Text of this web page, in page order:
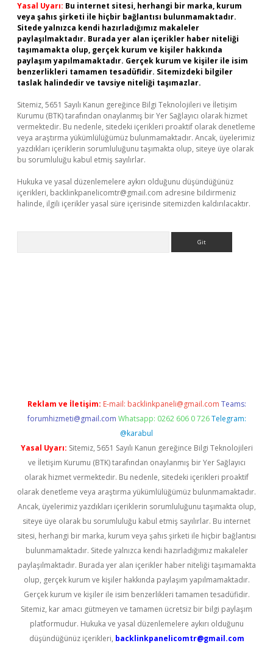
Yasal Uyarı: Bu internet sitesi, herhangi bir marka, kurum
veya şahıs şirketi ile hiçbir bağlantısı bulunmamaktadır.
Sitede yalnızca kendi hazırladığımız makaleler
paylaşılmaktadır. Burada yer alan içerikler haber niteliği
taşımamakta olup, gerçek kurum ve kişiler hakkında
paylaşım yapılmamaktadır. Gerçek kurum ve kişiler ile isim
benzerlikleri tamamen tesadüfidir. Sitemizdeki bilgiler
taslak halindedir ve tavsiye niteliği taşımazlar.
Sitemiz, 5651 Sayılı Kanun gereğince Bilgi Teknolojileri ve İletişim
Kurumu (BTK) tarafından onaylanmış bir Yer Sağlayıcı olarak hizmet
vermektedir. Bu nedenle, sitedeki içerikleri proaktif olarak denetleme
veya araştırma yükümlülüğümüz bulunmamaktadır. Ancak, üyelerimiz
yazdıkları içeriklerin sorumluluğunu taşımakta olup, siteye üye olarak
bu sorumluluğu kabul etmiş sayılırlar.
Hukuka ve yasal düzenlemelere aykırı olduğunu düşündüğünüz
içerikleri, backlinkpanelicomtr@gmail.com adresine bildirmeniz
halinde, ilgili içerikler yasal süre içerisinde sitemizden kaldırılacaktır.
Reklam ve İletişim: E-mail: backlinkpaneli@gmail.com Teams:
forumhizmeti@gmail.com Whatsapp: 0262 606 0 726 Telegram:
@karabul
Yasal Uyarı: Sitemiz, 5651 Sayılı Kanun gereğince Bilgi Teknolojileri
ve İletişim Kurumu (BTK) tarafından onaylanmış bir Yer Sağlayıcı
olarak hizmet vermektedir. Bu nedenle, sitedeki içerikleri proaktif
olarak denetleme veya araştırma yükümlülüğümüz bulunmamaktadır.
Ancak, üyelerimiz yazdıkları içeriklerin sorumluluğunu taşımakta olup,
siteye üye olarak bu sorumluluğu kabul etmiş sayılırlar. Bu internet
sitesi, herhangi bir marka, kurum veya şahıs şirketi ile hiçbir bağlantısı
bulunmamaktadır. Sitede yalnızca kendi hazırladığımız makaleler
paylaşılmaktadır. Burada yer alan içerikler haber niteliği taşımamakta
olup, gerçek kurum ve kişiler hakkında paylaşım yapılmamaktadır.
Gerçek kurum ve kişiler ile isim benzerlikleri tamamen tesadüfidir.
Sitemiz, kar amacı gütmeyen ve tamamen ücretsiz bir bilgi paylaşım
platformudur. Hukuka ve yasal düzenlemelere aykırı olduğunu
düşündüğünüz içerikleri, backlinkpanelicomtr@gmail.com